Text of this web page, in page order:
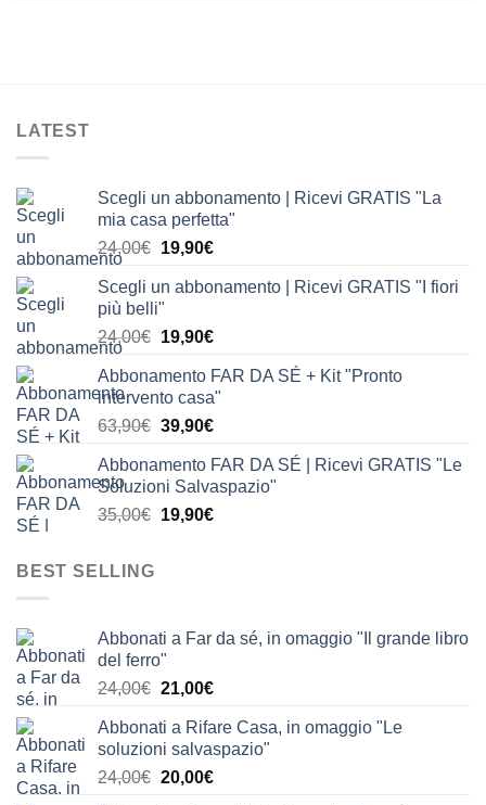
LATEST
Scegli un abbonamento | Ricevi GRATIS "La
mia casa perfetta"
24,00€ Il
originale
24,00€.
19,90€Il
attuale
19,90€.
Scegli un abbonamento | Ricevi GRATIS "I fiori
più belli"
24,00€ Il
originale
era:
24,00€.
19,90€Il
attuale
è:
19,90€.
Abbonamento FAR DA SÉ + Kit "Pronto
intervento casa"
63,90€ Il
originale
era:
63,90€.
39,90€Il
attuale
è:
39,90€.
Abbonamento FAR DA SÉ | Ricevi GRATIS "Le
Soluzioni Salvaspazio"
35,00€ Il
19,90€Il
BEST SELLING
Abbonati a Far da sé, in omaggio "Il grande libro
del ferro"
24,00€ Il
originale
era:
24,00€.
21,00€Il
attuale
è:
21,00€.
Abbonati a Rifare Casa, in omaggio "Le
soluzioni salvaspazio"
24,00€ Il
20,00€Il